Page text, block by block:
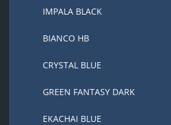
IMPALA BLACK
BIANCO HB
CRYSTAL BLUE
GREEN FANTASY DARK
EKACHAI BLUE